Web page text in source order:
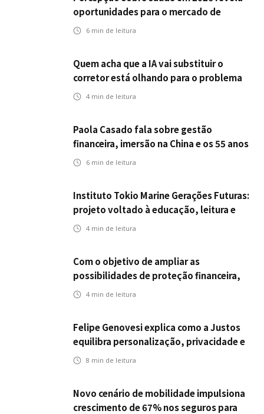
oportunidades para o mercado de
seguros ampliar cobertura e prevenção
6 min de leitura
Quem acha que a IA vai substituir o
corretor está olhando para o problema
errado
4 min de leitura
Paola Casado fala sobre gestão
financeira, imersão na China e os 55 anos
da ENS
6 min de leitura
Instituto Tokio Marine Gerações Futuras:
projeto voltado à educação, leitura e
empregabilidade
4 min de leitura
Com o objetivo de ampliar as
possibilidades de proteção financeira,
Icatu Seguros eleva capital segurado
4 min de leitura
Felipe Genovesi explica como a Justos
equilibra personalização, privacidade e
tecnologia
8 min de leitura
Novo cenário de mobilidade impulsiona
crescimento de 67% nos seguros para